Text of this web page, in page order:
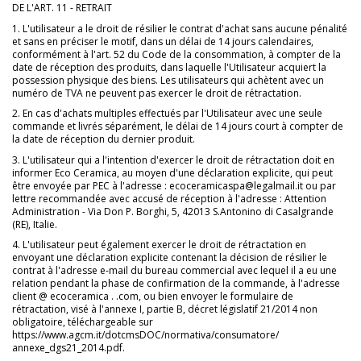
DE L'ART. 11 - RETRAIT
1. L'utilisateur a le droit de résilier le contrat d'achat sans aucune pénalité
et sans en préciser le motif, dans un délai de 14 jours calendaires,
conformément à l'art. 52 du Code de la consommation, à compter de la
date de réception des produits, dans laquelle l'Utilisateur acquiert la
possession physique des biens. Les utilisateurs qui achètent avec un
numéro de TVA ne peuvent pas exercer le droit de rétractation.
2. En cas d'achats multiples effectués par l'Utilisateur avec une seule
commande et livrés séparément, le délai de 14 jours court à compter de
la date de réception du dernier produit.
3. L'utilisateur qui a l'intention d'exercer le droit de rétractation doit en
informer Eco Ceramica, au moyen d'une déclaration explicite, qui peut
être envoyée par PEC à l'adresse : ecoceramicaspa@legalmail.it ou par
lettre recommandée avec accusé de réception à l'adresse : Attention
Administration - Via Don P. Borghi, 5, 42013 S.Antonino di Casalgrande
(RE), Italie.
4. L'utilisateur peut également exercer le droit de rétractation en
envoyant une déclaration explicite contenant la décision de résilier le
contrat à l'adresse e-mail du bureau commercial avec lequel il a eu une
relation pendant la phase de confirmation de la commande, à l'adresse
client @ ecoceramica . .com, ou bien envoyer le formulaire de
rétractation, visé à l'annexe I, partie B, décret législatif 21/2014 non
obligatoire, téléchargeable sur
https://www.agcm.it/dotcmsDOC/normativa/consumatore/
annexe_dgs21_2014.pdf.